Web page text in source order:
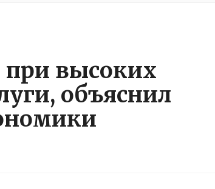
при высоких
объяснил